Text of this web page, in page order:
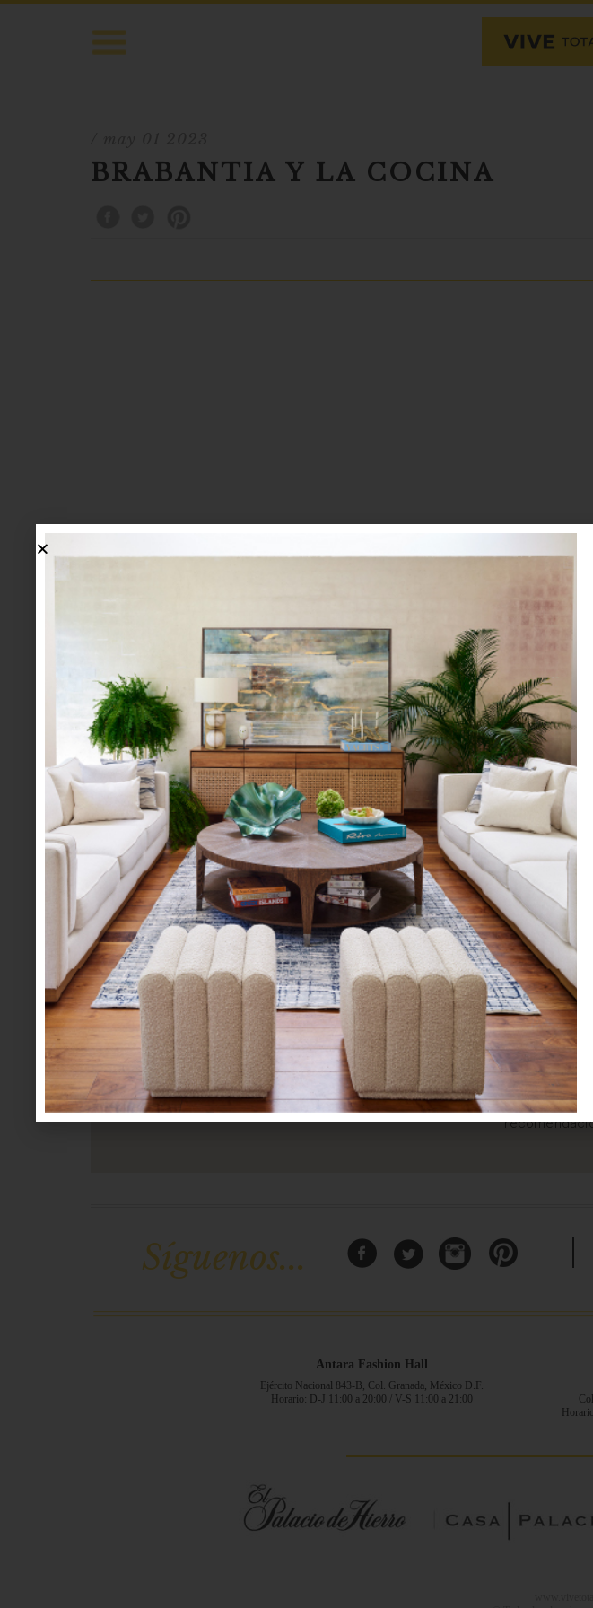
BRABANTIA Y LA COCINA
lo más nuevo
BIENVENIDA, ZASH: UNA
NUEVA MANERA DE VIVIR
LA MESA LLEGA A CASA
PALACIO.
mesa y cocina
august 05 2026
Suscríbete y recibe tips,
Síguenos...
Antara Fashion Hall
Ejército Nacional 843-B, Col. Granada, México D.F.
Horario: D-J 11:00 a 20:00 / V-S 11:00 a 21:00